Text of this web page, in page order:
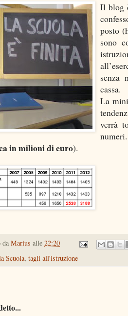
Il blog
posto
sono
senza
cassa.
La
verrà
in milioni di euro).
da Marius alle 22:20
Scuola, tagli all'istruzione